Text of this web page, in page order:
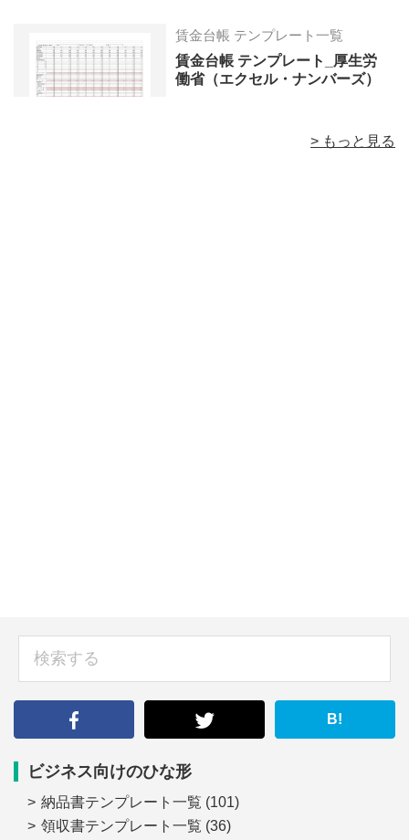
賃金台帳 テンプレート一覧
賃金台帳 テンプレート_厚生労
働省（エクセル・ナンバーズ）
> もっと見る
B!
ビジネス向けのひな形
納品書テンプレート一覧 (101)
領収書テンプレート一覧 (36)